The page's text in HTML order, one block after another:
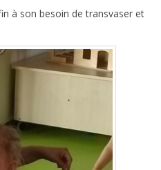
à son besoin de transvaser et